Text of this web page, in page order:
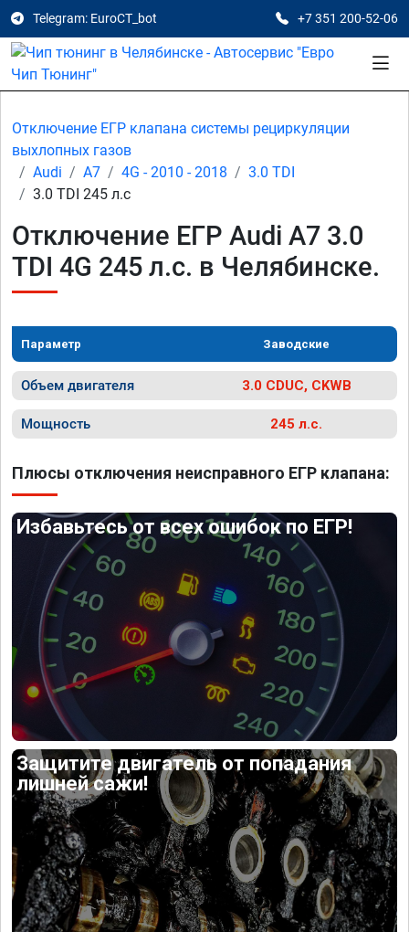
Telegram: EuroCT_bot +7 351 200-52-06
Отключение ЕГР клапана системы рециркуляции
выхлопных газов
Audi
A7 4G - 2010 - 2018
3.0 TDI
3.0 TDI 245 л.с
Отключение ЕГР Audi A7 3.0
TDI 4G 245 л.с. в Челябинске.
Параметр Заводские
Объем двигателя 3.0 CDUC, CKWB
Мощность 245 л.с.
Плюсы отключения неисправного ЕГР клапана:
Избавьтесь от всех ошибок по ЕГР!
Защитите двигатель от попадания
лишней сажи!